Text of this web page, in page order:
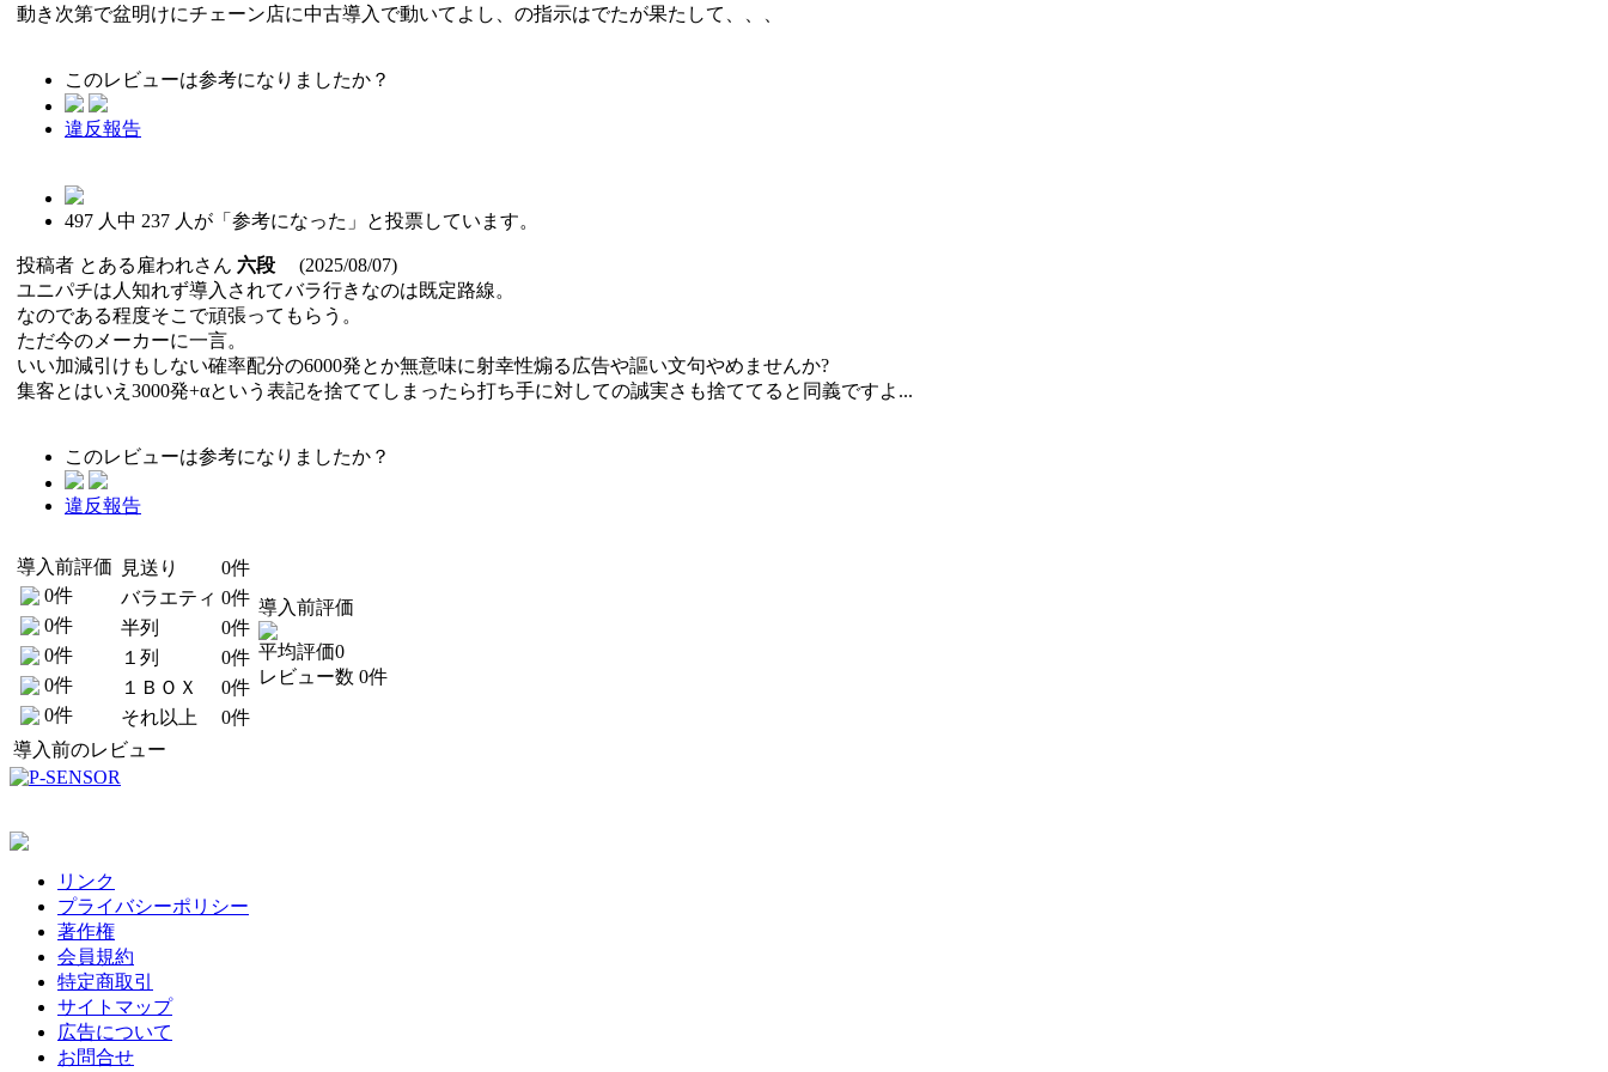
動き次第で盆明けにチェーン店に中古導入で動いてよし、の指示はでたが果たして、、、
このレビューは参考になりましたか？
違反報告
497 人中 237 人が「参考になった」と投票しています。
投稿者 とある雇われさん 六段 (2025/08/07)
ユニパチは人知れず導入されてバラ行きなのは既定路線。
なのである程度そこで頑張ってもらう。
ただ今のメーカーに一言。
いい加減引けもしない確率配分の6000発とか無意味に射幸性煽る広告や謳い文句やめませんか?
集客とはいえ3000発+αという表記を捨ててしまったら打ち手に対しての誠実さも捨ててると同義ですよ...
このレビューは参考になりましたか？
違反報告
導入前評価
0件
0件
0件
0件
0件
見送り
0件
バラエティ 0件
半列
0件
１列
0件
１ＢＯＸ
0件
それ以上
0件
導入前評価
平均評価0
レビュー数 0件
導入前のレビュー
リンク
プライバシーポリシー
著作権
会員規約
特定商取引
サイトマップ
広告について
お問合せ